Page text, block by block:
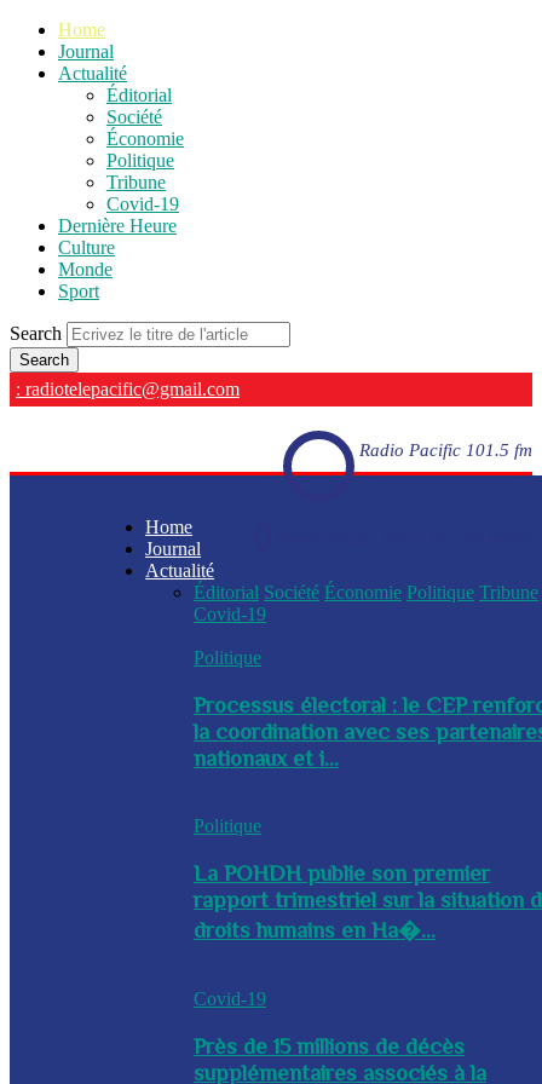
Home
Journal
Actualité
Éditorial
Société
Économie
Politique
Tribune
Covid-19
Dernière Heure
Culture
Monde
Sport
Search
: radiotelepacific@gmail.com
Radio Pacific 101.5 fm
Home
Journal
Actualité
Éditorial Société Économie Politique Tribune
Covid-19
Politique
Processus électoral : le CEP
la coordination avec ses
nationaux et i...
Politique
La POHDH publie son premier
rapport trimestriel sur la situation
droits humains en Ha�...
Covid-19
Près de 15 millions de décès
supplémentaires associés à la